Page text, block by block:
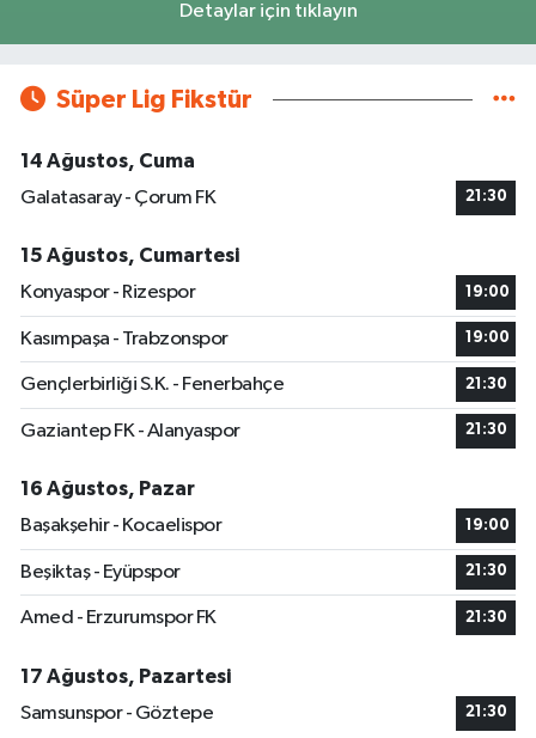
Detaylar için tıklayın
Süper Lig Fikstür
14 Ağustos, Cuma
Galatasaray - Çorum FK
21:30
15 Ağustos, Cumartesi
Konyaspor - Rizespor
19:00
Kasımpaşa - Trabzonspor 19:00
Gençlerbirliği S.K. - Fenerbahçe 21:30
Gaziantep FK - Alanyaspor 21:30
16 Ağustos, Pazar
Başakşehir - Kocaelispor
19:00
Beşiktaş - Eyüpspor 21:30
Amed - Erzurumspor FK 21:30
17 Ağustos, Pazartesi
Samsunspor - Göztepe
21:30